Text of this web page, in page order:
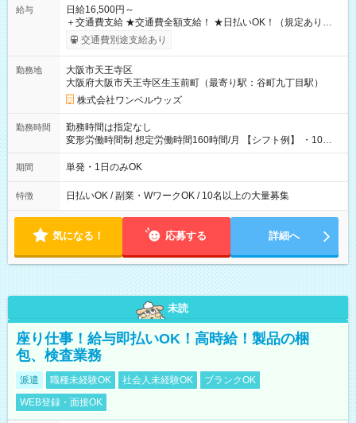
給与
日給16,500円～
＋交通費支給 ★交通費全額支給！ ★日払いOK！（規定あり） ┗
働いたその日に現金GET♪ お仕事後はコンビニATMから 日払
交通費別途支給あり
勤務地
大阪市天王寺区
大阪府大阪市天王寺区生玉前町（最寄り駅：谷町九丁目駅）
株式会社ワンベルウッズ
勤務時間
勤務時間は指定なし
変形労働時間制 想定労働時間160時間/月 【シフト例】 ・10：
00～20：00
期間 単発・1日のみOK
特徴 日払いOK / 副業・WワークOK / 10名以上の大量募集
気になる！ 応募する 詳細へ
未読
座り仕事！給与即払いOK！高時給！製品の梱
包、検査業務
派遣 職種未経験OK 社会人未経験OK
ブランクOK
WEB登録・面接OK